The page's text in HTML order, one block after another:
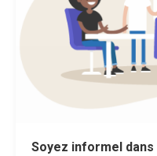
Soyez informel